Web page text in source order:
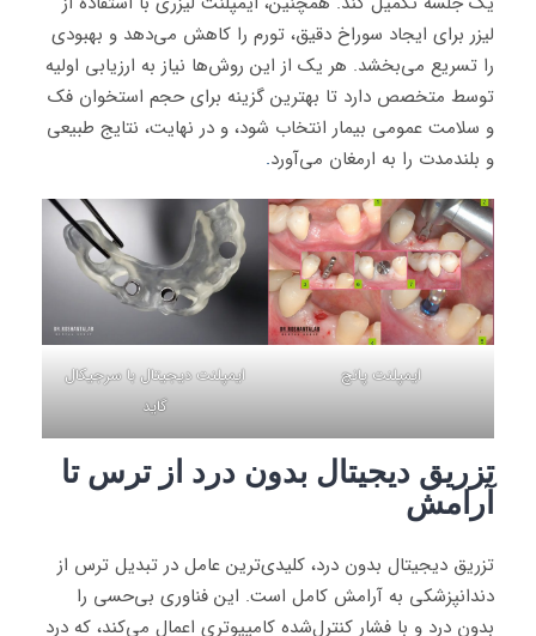
لیزر برای ایجاد سوراخ دقیق، تورم را کاهش می‌دهد و بهبودی
را تسریع می‌بخشد. هر یک از این روش‌ها نیاز به ارزیابی اولیه
توسط متخصص دارد تا بهترین گزینه برای حجم استخوان فک
و سلامت عمومی بیمار انتخاب شود، و در نهایت، نتایج طبیعی
و بلندمدت را به ارمغان می‌آورد.
ایمپلنت پانچ
ایمپلنت دیجیتال با سرجیکال
گاید
تزریق دیجیتال بدون درد از ترس تا
آرامش
تزریق دیجیتال بدون درد، کلیدی‌ترین عامل در تبدیل ترس از
دندانپزشکی به آرامش کامل است. این فناوری بی‌حسی را
بدون درد و با فشار کنترل‌شده کامپیوتری اعمال می‌کند، که درد